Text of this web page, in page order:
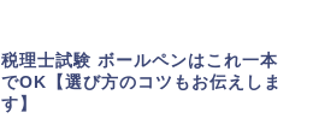
税理士試験 ボールペンはこれ一本
でOK【選び方のコツもお伝えしま
す】